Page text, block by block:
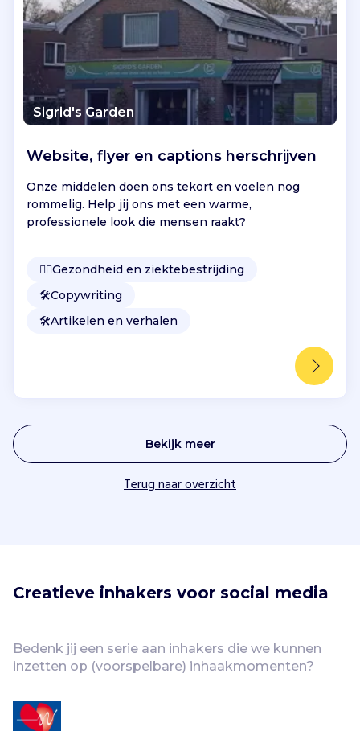
Sigrid's Garden
Website, flyer en captions herschrijven
Onze middelen doen ons tekort en voelen nog
rommelig. Help jij ons met een warme,
professionele look die mensen raakt?
👩‍⚕️Gezondheid en ziektebestrijding
🛠️Copywriting
🛠️Artikelen en verhalen
Bekijk meer
Terug naar overzicht
Creatieve inhakers voor social media
Bedenk jij een serie aan inhakers die we kunnen
inzetten op (voorspelbare) inhaakmomenten?